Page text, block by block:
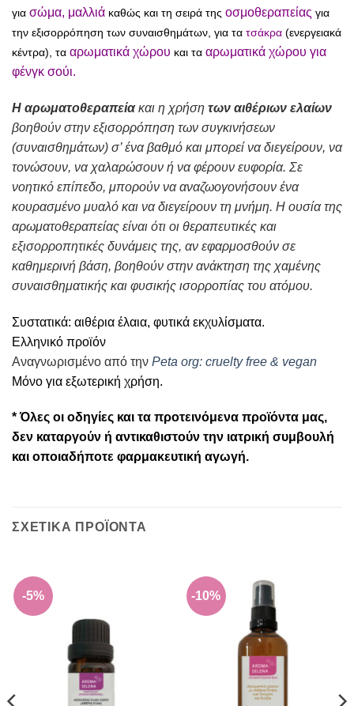
για σώμα, μαλλιά καθώς και τη σειρά της οσμοθεραπείας για
την εξισορρόπηση των συναισθημάτων, για τα τσάκρα (ενεργειακά
κέντρα), τα αρωματικά χώρου και τα αρωματικά χώρου για
φένγκ σούι.
Η αρωματοθεραπείακαι η χρήση των αιθέριων ελαίων
βοηθούν στην εξισορρόπηση των συγκινήσεων
(συναισθημάτων) σ’ ένα βαθμό και μπορεί να διεγείρουν, να
τονώσουν, να χαλαρώσουν ή να φέρουν ευφορία. Σε
νοητικό επίπεδο, μπορούν να αναζωογονήσουν ένα
κουρασμένο μυαλό και να διεγείρουν τη μνήμη. Η ουσία της
αρωματοθεραπείας είναι ότι οι θεραπευτικές και
εξισορροπητικές δυνάμεις της, αν εφαρμοσθούν σε
καθημερινή βάση, βοηθούν στην ανάκτηση της χαμένης
συναισθηματικής και φυσικής ισορροπίας του ατόμου.
Συστατικά: αιθέρια έλαια, φυτικά εκχυλίσματα.
Ελληνικό προϊόν
Αναγνωρισμένο από την Peta org: cruelty free & vegan
Μόνο για εξωτερική χρήση.
* Όλες οι οδηγίες και τα προτεινόμενα προϊόντα μας,
δεν καταργούν ή αντικαθιστούν την ιατρική συμβουλή
και οποιαδήποτε φαρμακευτική αγωγή.
ΣΧΕΤΙΚΆ ΠΡΟΪΌΝΤΑ
-5% -10%